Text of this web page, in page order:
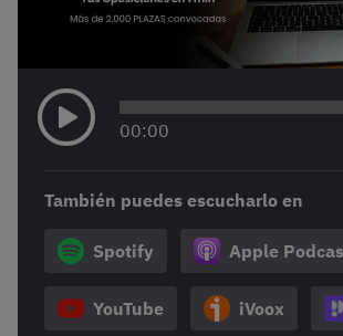
00:00
También puedes escucharlo en
Spotify Apple
YouTube iVoox